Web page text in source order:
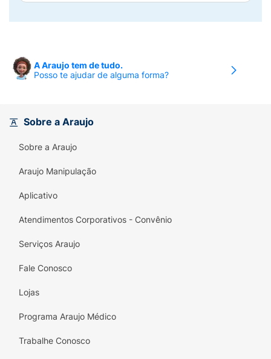
A Araujo tem de tudo.
Posso te ajudar de alguma forma?
Sobre a Araujo
Sobre a Araujo
Araujo Manipulação
Aplicativo
Atendimentos Corporativos - Convênio
Serviços Araujo
Fale Conosco
Lojas
Programa Araujo Médico
Trabalhe Conosco